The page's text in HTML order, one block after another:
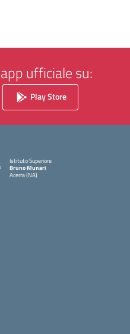
ufficiale su:
Play Store
Istituto Superiore
Bruno Munari
Acerra (NA)